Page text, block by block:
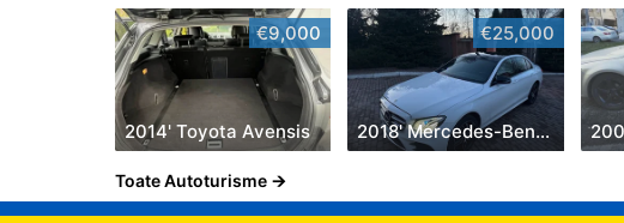
€9,000
2014' Toyota Avensis
€25,000
2018' Mercedes-Benz E-Class
Toate Autoturisme